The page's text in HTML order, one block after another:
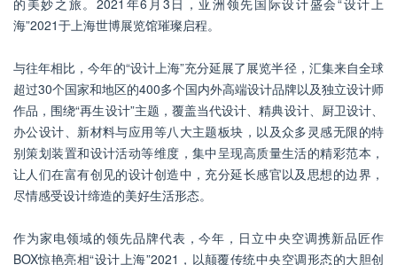
的美妙之旅。2021年6月3日，亚洲领先国际设计盛会“设计上
海”2021于上海世博展览馆璀璨启程。
与往年相比，今年的“设计上海”充分延展了展览半径，汇集来自全球
超过30个国家和地区的400多个国内外高端设计品牌以及独立设计师
作品，围绕“再生设计”主题，覆盖当代设计、精典设计、厨卫设计、
办公设计、新材料与应用等八大主题板块，以及众多灵感无限的特
别策划装置和设计活动等维度，集中呈现高质量生活的精彩范本，
让人们在富有创见的设计创造中，充分延长感官以及思想的边界，
尽情感受设计缔造的美好生活形态。
作为家电领域的领先品牌代表，今年，日立中央空调携新品匠作
BOX惊艳亮相“设计上海”2021，以颠覆传统中央空调形态的大胆创